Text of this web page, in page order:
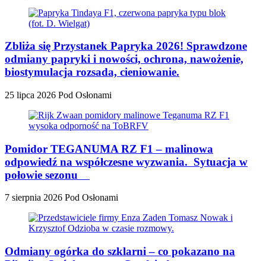
Zbliża się Przystanek Papryka 2026! Sprawdzone
odmiany papryki i nowości, ochrona, nawożenie,
biostymulacja rozsada, cieniowanie.
25 lipca 2026 Pod Osłonami
Pomidor TEGANUMA RZ F1 – malinowa
odpowiedź na współczesne wyzwania. Sytuacja w
połowie sezonu
7 sierpnia 2026 Pod Osłonami
Odmiany ogórka do szklarni – co pokazano na